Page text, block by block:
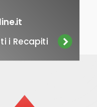
i Recapiti